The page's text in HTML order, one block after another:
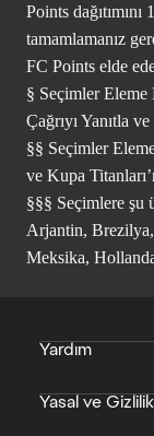
Points
tamamlamanız
FC Points elde
§ Seçimler
Çağrıyı Yanıtla
§§ Seçimler
ve Kupa
§§§ Seçimlere şu
Arjantin,
Meksika,
Yardım
Yasal ve Gizlilik